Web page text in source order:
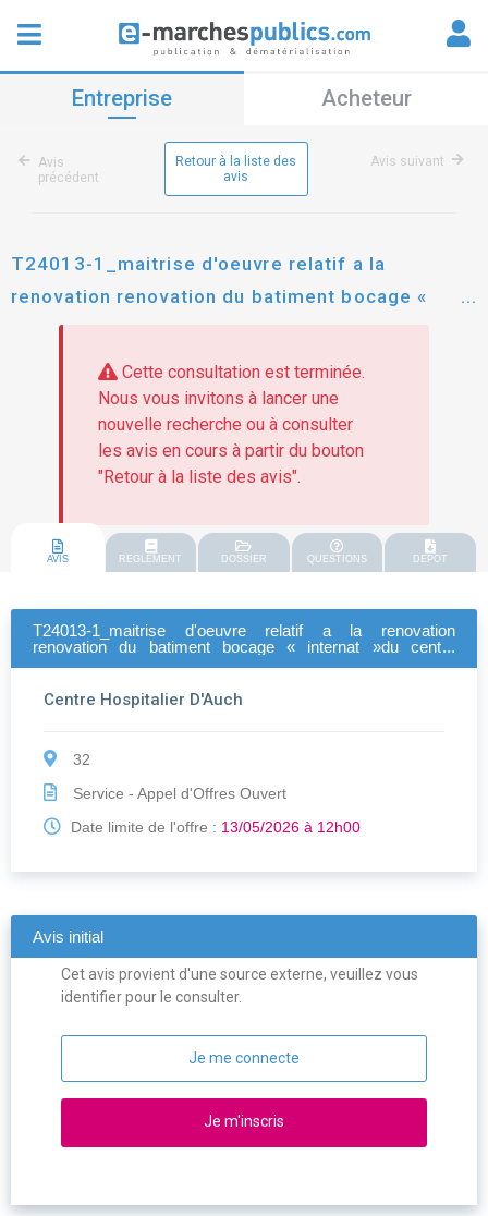
Entreprise Acheteur
Avis
précédent
Retour à la liste des
avis
Avis suivant
T24013-1_maitrise d'oeuvre relatif a la
renovation renovation du batiment bocage «
internat »du centre hospitalier d'auch
Cette consultation est terminée.
Nous vous invitons à lancer une
nouvelle recherche ou à consulter
les avis en cours à partir du bouton
"Retour à la liste des avis".
AVIS REGLEMENT DOSSIER QUESTIONS DEPOT
T24013-1_maitrise d'oeuvre relatif a la renovation
renovation du batiment bocage « internat »du centre
Centre Hospitalier D'Auch
32
Service - Appel d'Offres Ouvert
Date limite de l'offre : 13/05/2026 à 12h00
Avis initial
Cet avis provient d'une source externe, veuillez vous
identifier pour le consulter.
Je me connecte
Je m'inscris